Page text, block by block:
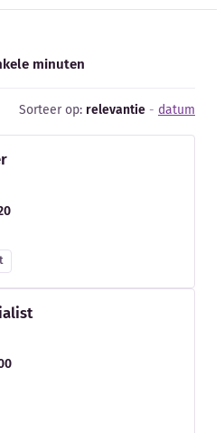
minuten
Sorteer op: relevantie - datum